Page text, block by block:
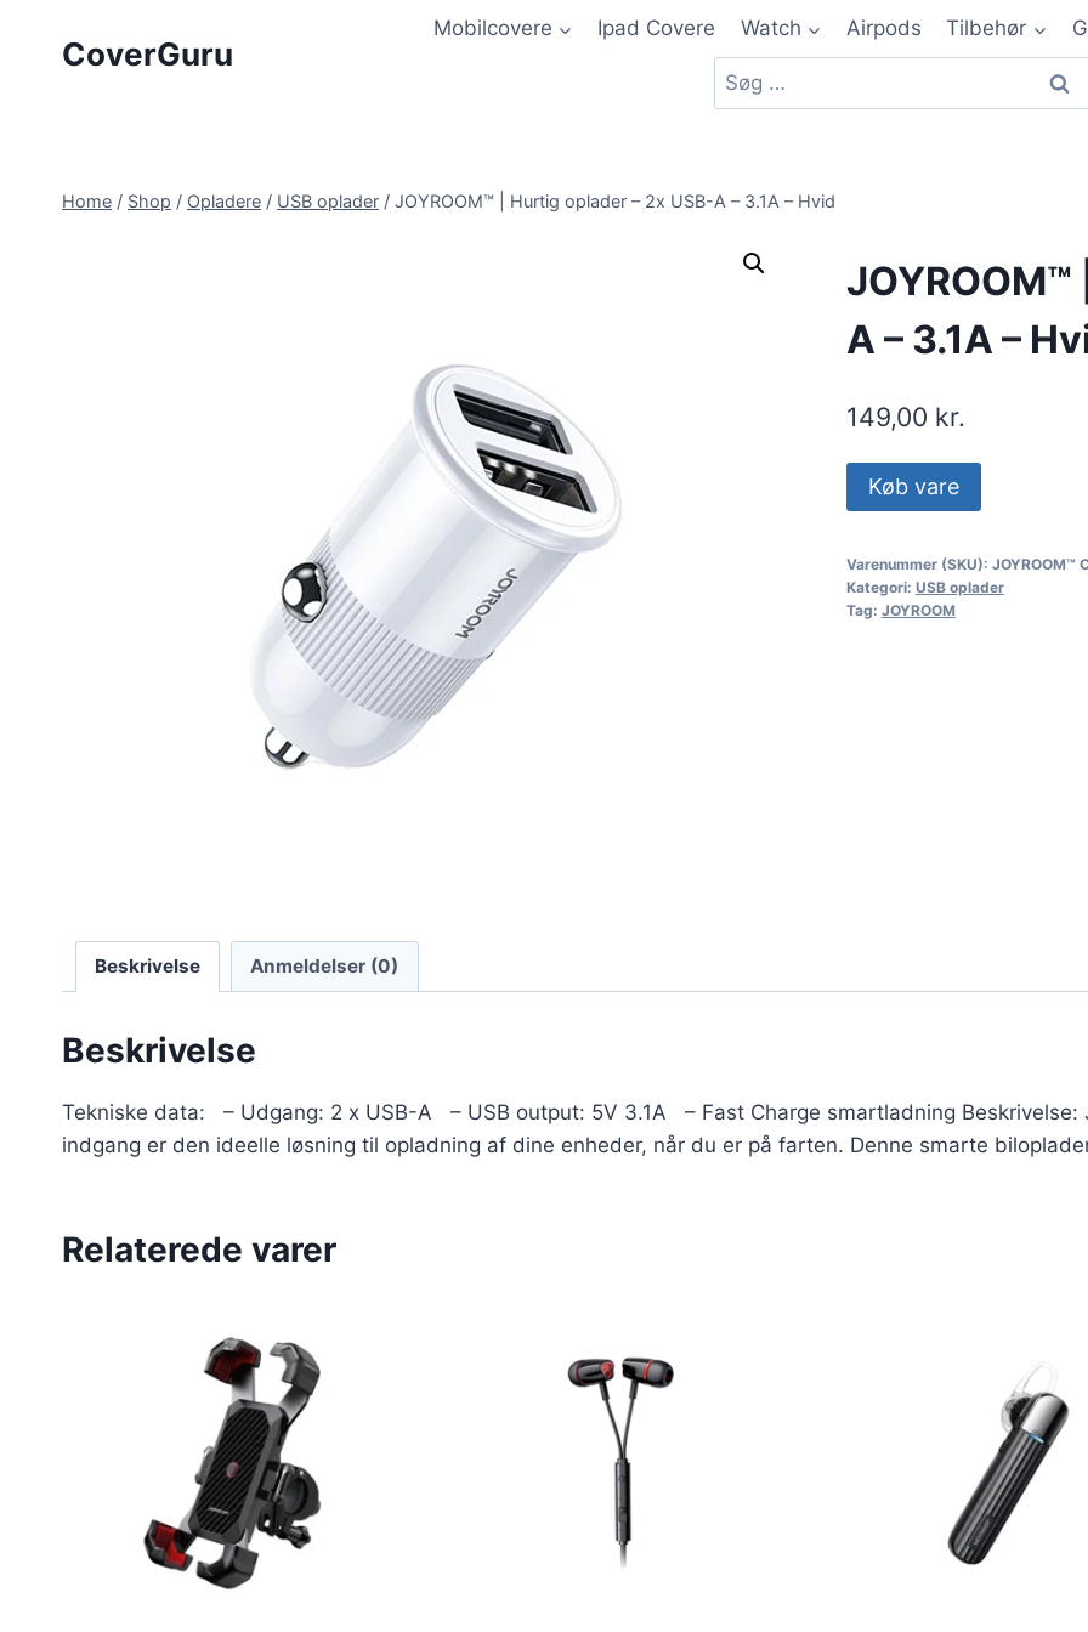
CoverGuru
Mobilcovere Ipad Covere Watch Airpods Tilbehør
Home / Shop / Opladere / USB oplader / JOYROOM™ | Hurtig oplader – 2x USB-A – 3.1A – Hvid
A – 3.1A –
149,00 kr.
Køb vare
Varenummer (SKU): JOYROOM™
Kategori: USB oplader
Tag: JOYROOM
Beskrivelse Anmeldelser (0)
Beskrivelse
Tekniske data: – Udgang: 2 x USB-A – USB output: 5V 3.1A – Fast Charge smartladning Beskrivelse:
indgang er den ideelle løsning til opladning af dine enheder, når du er på farten. Denne smarte
Relaterede varer